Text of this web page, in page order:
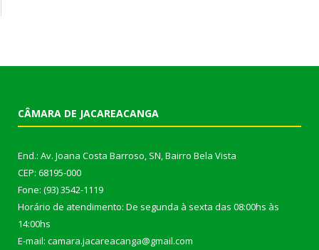
CÂMARA DE JACAREACANGA
End.: Av. Joana Costa Barroso, SN, Bairro Bela Vista
CEP: 68195-000
Fone: (93) 3542-1119
Horário de atendimento: De segunda à sexta das 08:00hs às
14:00hs
E-mail: camara.jacareacanga@gmail.com